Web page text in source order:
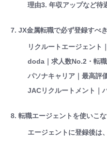
理由3. 年収アップなど待
7. JX金属転職で必ず登録すべ
リクルートエージェン
doda｜求人数No.2・転
パソナキャリア｜最高評
JACリクルートメント｜
8. 転職エージェントを使いこ
エージェントに登録後は